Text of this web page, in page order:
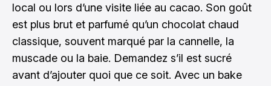
local ou lors d’une visite liée au cacao. Son goût
est plus brut et parfumé qu’un chocolat chaud
classique, souvent marqué par la cannelle, la
muscade ou la baie. Demandez s’il est sucré
avant d’ajouter quoi que ce soit. Avec un bake